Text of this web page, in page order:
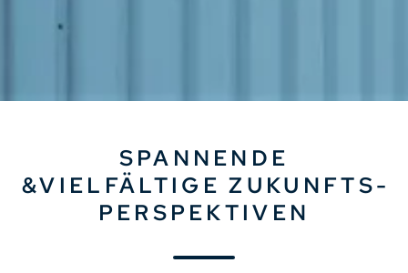
SPANNENDE
&VIELFÄLTIGE ZUKUNFTS­­
PERSPEKTIVEN